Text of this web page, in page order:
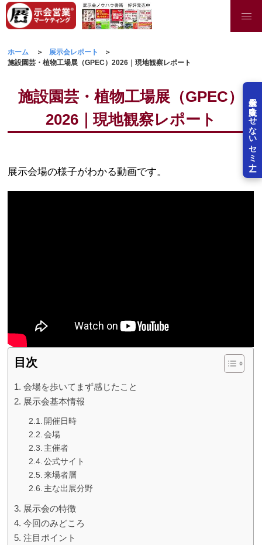
展示会を失敗させないセミナー
ホーム
展示会レポート
施設園芸・植物工場展（GPEC）2026｜現地観察レポート
施設園芸・植物工場展（GPEC）
2026｜現地観察レポート
展示会場の様子がわかる動画です。
目次
会場を歩いてまず感じたこと
展示会基本情報
開催日時
会場
主催者
公式サイト
来場者層
主な出展分野
展示会の特徴
今回のみどころ
注目ポイント